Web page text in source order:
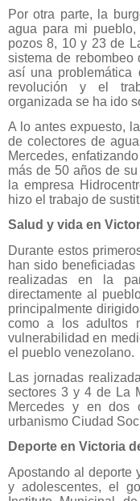
Por otra parte, la
agua para mi
pozos 8, 10 y 23 de
sistema de rebombeo
así una
revolución y el
organizada se ha ido
A lo antes expuesto,
de colectores de
Mercedes,
más de 50 años de
la empresa
hizo el trabajo de
Salud y vida en
Durante estos
han sido
realizadas en la
directamente al
principalmente
como a los adultos
vulnerabilidad en
el pueblo venezolano.
Las jornadas
sectores 3 y 4 de La
Mercedes y en dos
urbanismo Ciudad
Deporte en Victoria
Apostando al deporte
y adolescentes, el